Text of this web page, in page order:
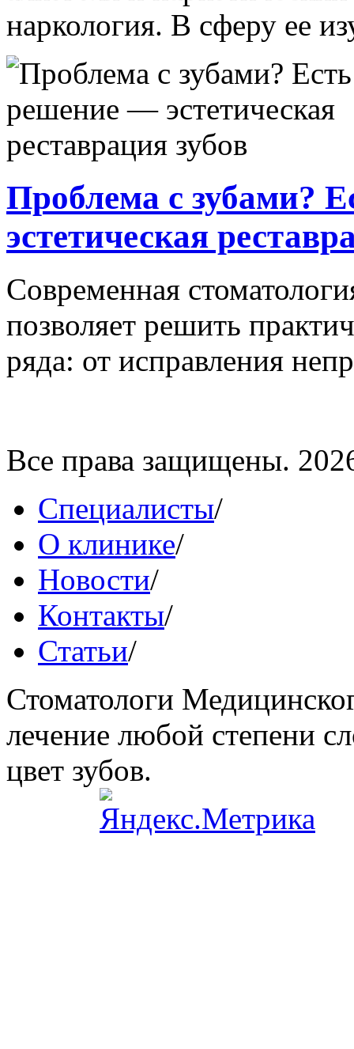
наркология. В сферу ее
Проблема с зубами?
эстетическая
Современная
позволяет решить
ряда: от исправления
Все права защищены.
Специалисты/
О клинике/
Новости/
Контакты/
Статьи/
Стоматологи
лечение любой степени
цвет зубов.